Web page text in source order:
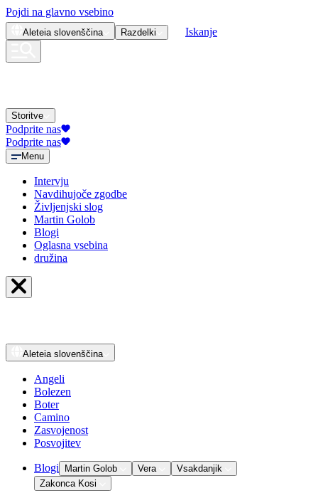
Pojdi na glavno vsebino
Aleteia slovenščina Razdelki Iskanje
Storitve
Podprite nas
Podprite nas
Menu
Intervju
Navdihujoče zgodbe
Življenjski slog
Martin Golob
Blogi
Oglasna vsebina
družina
Aleteia slovenščina
Angeli
Bolezen
Boter
Camino
Zasvojenost
Posvojitev
Blogi Martin Golob Vera
Vsakdanjik
Zakonca Kosi